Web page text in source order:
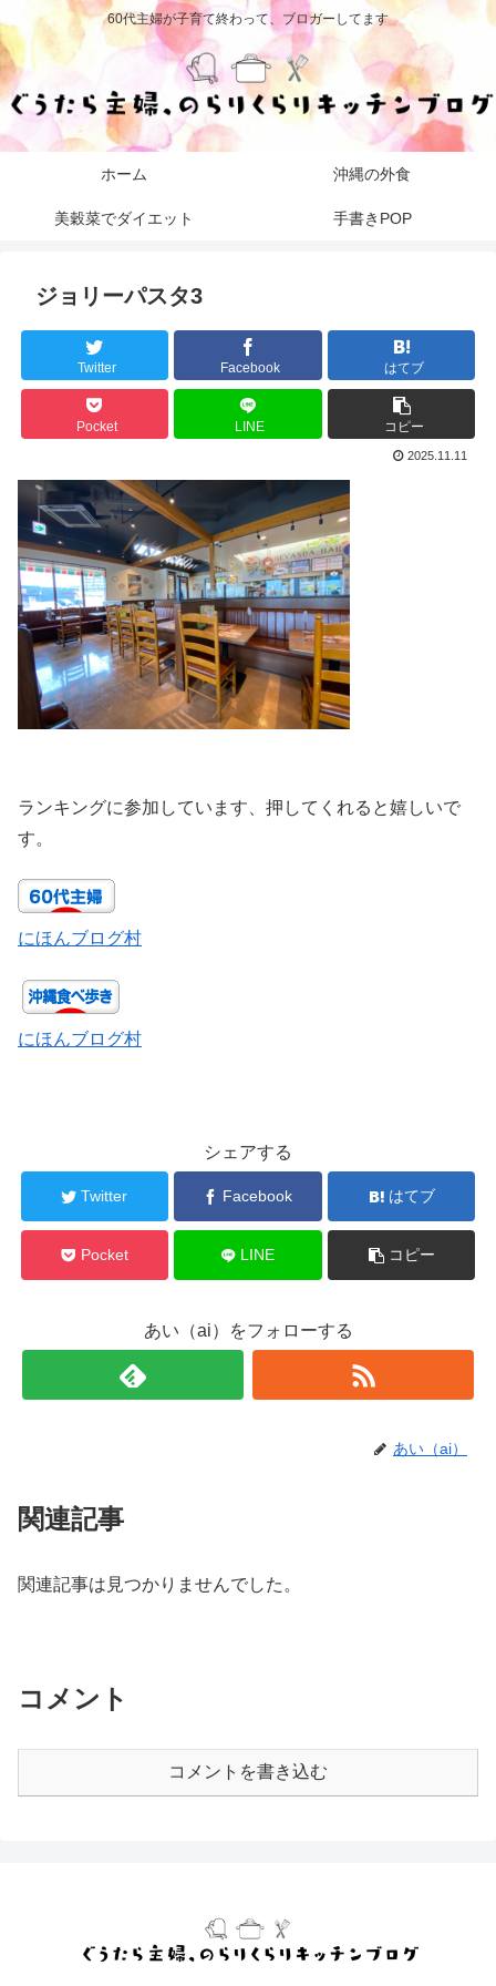
60代主婦が子育て終わって、ブロガーしてます
ホーム 沖縄の外食
美穀菜でダイエット 手書きPOP
ジョリーパスタ3
Twitter Facebook はてブ
Pocket LINE コピー
2025.11.11
ランキングに参加しています、押してくれると嬉しいで
す。
にほんブログ村
にほんブログ村
シェアする
Twitter Facebook はてブ
Pocket LINE コピー
あい（ai）をフォローする
あい（ai）
関連記事
関連記事は見つかりませんでした。
コメント
コメントを書き込む